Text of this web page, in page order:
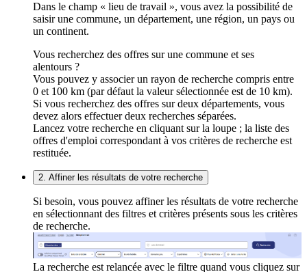
Dans le champ « lieu de travail », vous avez la possibilité de
saisir une commune, un département, une région, un pays ou
un continent.
Vous recherchez des offres sur une commune et ses
alentours ?
Vous pouvez y associer un rayon de recherche compris entre
0 et 100 km (par défaut la valeur sélectionnée est de 10 km).
Si vous recherchez des offres sur deux départements, vous
devez alors effectuer deux recherches séparées.
Lancez votre recherche en cliquant sur la loupe ; la liste des
offres d'emploi correspondant à vos critères de recherche est
restituée.
2. Affiner les résultats de votre recherche
Si besoin, vous pouvez affiner les résultats de votre recherche
en sélectionnant des filtres et critères présents sous les critères
de recherche.
La recherche est relancée avec le filtre quand vous cliquez sur